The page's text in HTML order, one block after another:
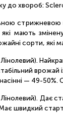
до хвороб:
мають
сорти, які
врожай
— 49-50%.
Дає
швидкий